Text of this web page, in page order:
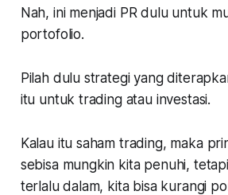
Nah, ini menjadi PR dulu untuk
portofolio.
Pilah dulu strategi yang
itu untuk trading atau investasi.
Kalau itu saham trading, maka
sebisa mungkin kita penuhi,
terlalu dalam, kita bisa kurangi